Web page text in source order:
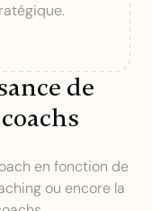
de
en fonction de
ou encore la